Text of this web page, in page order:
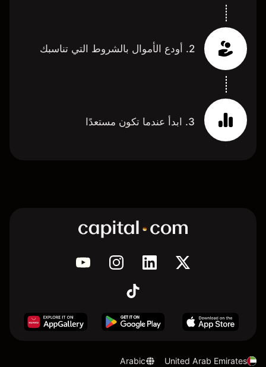
2. أودع الأموال بالشروط التي تناسبك
3. ابدأ عندما تكون مستعدًا
United Arab Emirates
Arabic